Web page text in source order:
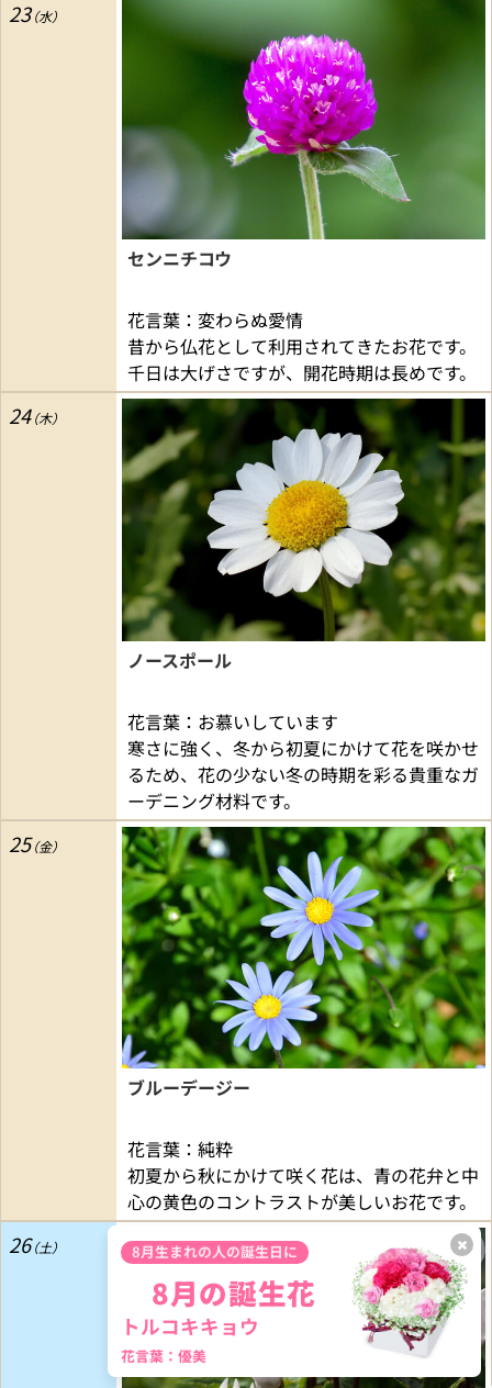
23
センニチコウ
花言葉：変わらぬ愛情
昔から仏花として利用されてきたお花です。
千日は大げさですが、開花時期は長めです。
24
ノースポール
花言葉：お慕いしています
寒さに強く、冬から初夏にかけて花を咲かせ
るため、花の少ない冬の時期を彩る貴重なガ
ーデニング材料です。
25
ブルーデージー
花言葉：純粋
初夏から秋にかけて咲く花は、青の花弁と中
心の黄色のコントラストが美しいお花です。
26 8月生まれの人の誕生日に
8月の誕生花
トルコキキョウ
花言葉：優美